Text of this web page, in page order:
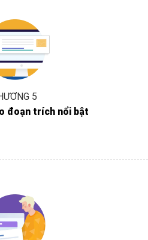
5
đoạn trích nổi bật